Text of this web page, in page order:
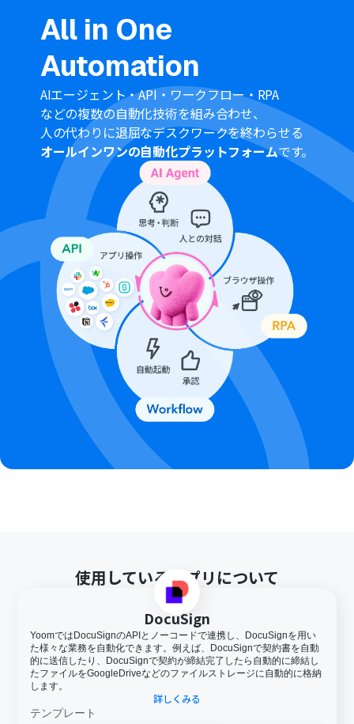
Microsoft365（旧Office365）には、家庭向けプランと一
般法人向けプラン（Microsoft365 Business）があり、一
般法人向けプランに加入していない場合には認証に失敗
する可能性があります。
分岐はパーソナルプラン以上のプランでご利用いただけ
る機能（オペレーション）となっております。フリープラ
ンの場合は設定しているフローボットのオペレーション
はエラーとなりますので、ご注意ください。
パーソナルプランなどの有料プランは、2週間の無料トラ
イアルを行うことが可能です。無料トライアル中には制限
対象のアプリや機能（オペレーション）を使用すること
ができます。
Microsoft Excelのデータベースを操作するオペレーショ
ンの設定に関しては「 【Excel】データベースを操作する
オペレーションの設定に関して」をご参照ください。
All in One
Automation
AIエージェント・API・ワークフロー・RPA
などの複数の自動化技術を組み合わせ、
人の代わりに退屈なデスクワークを終わらせる
オールインワンの自動化プラットフォームです。
使用しているアプリについて
DocuSign
YoomではDocuSignのAPIとノーコードで連携し、DocuSignを用い
た様々な業務を自動化できます。例えば、DocuSignで契約書を自動
的に送信したり、DocuSignで契約が締結完了したら自動的に締結し
たファイルをGoogleDriveなどのファイルストレージに自動的に格納
します。
詳しくみる
テンプレート